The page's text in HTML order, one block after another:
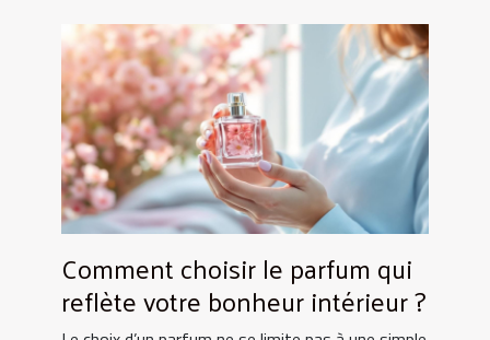
Comment choisir le parfum qui
reflète votre bonheur intérieur ?